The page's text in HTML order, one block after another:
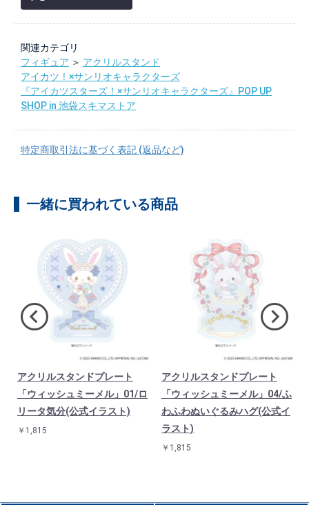
関連カテゴリ
フィギュア ＞ アクリルスタンド
アイカツ！×サンリオキャラクターズ
『アイカツスターズ！×サンリオキャラクターズ』POP UP
SHOP in 池袋スキマストア
特定商取引法に基づく表記 (返品など)
一緒に買われている商品
アクリルスタンドプレート
「ウィッシュミーメル」01/ロ
リータ気分(公式イラスト)
￥1,815
アクリルスタンドプレート
「ウィッシュミーメル」04/ふ
わふわぬいぐるみハグ(公式イ
ラスト)
￥1,815